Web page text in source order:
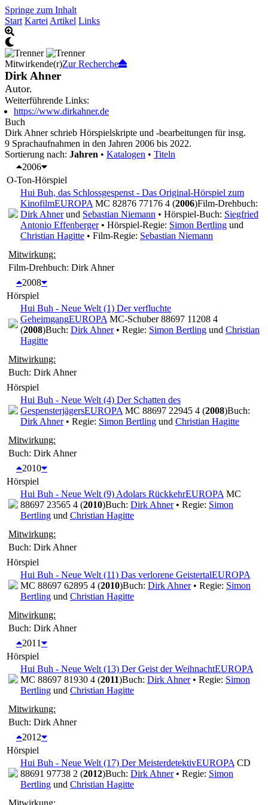
Springe zum Inhalt
Start Kartei Artikel Links
Mitwirkende(r)Zur Recherche
Dirk Ahner
Autor.
Weiterführende Links:
https://www.dirkahner.de
Buch
Dirk Ahner schrieb Hörspielskripte und -bearbeitungen für insg.
9 Sprachaufnahmen in den Jahren 2006 bis 2022.
Sortierung nach: Jahren • Katalogen • Titeln
2006
O-Ton-Hörspiel
Hui Buh, das Schlossgespenst - Das Original-Hörspiel zum
KinofilmEUROPA MC 82876 77176 4 (2006)Film-Drehbuch:
Dirk Ahnerund Sebastian Niemann • Hörspiel-Buch: Siegfried
Antonio Effenberger• Hörspiel-Regie: Simon Bertling und
Christian Hagitte • Film-Regie: Sebastian Niemann
Mitwirkung:
Film-Drehbuch: Dirk Ahner
2008
Hörspiel
Hui Buh - Neue Welt (1) Der verfluchte
GeheimgangEUROPA MC-Schuber 88697 11208 4
(2008)Buch: Dirk Ahner• Regie: Simon Bertling und Christian
Hagitte
Mitwirkung:
Buch: Dirk Ahner
Hörspiel
Hui Buh - Neue Welt (4) Der Schatten des
GespensterjägersEUROPA MC 88697 22945 4 (2008)Buch:
Dirk Ahner• Regie: Simon Bertling und Christian Hagitte
Mitwirkung:
Buch: Dirk Ahner
2010
Hörspiel
Hui Buh - Neue Welt (9) Adolars RückkehrEUROPA MC
88697 23565 4 (2010)Buch: Dirk Ahner• Regie: Simon
Bertling und Christian Hagitte
Mitwirkung:
Buch: Dirk Ahner
Hörspiel
Hui Buh - Neue Welt (11) Das verlorene GeistertalEUROPA
MC 88697 62895 4 (2010)Buch: Dirk Ahner• Regie: Simon
Bertling und Christian Hagitte
Mitwirkung:
Buch: Dirk Ahner
2011
Hörspiel
Hui Buh - Neue Welt (13) Der Geist der WeihnachtEUROPA
MC 88697 81930 4 (2011)Buch: Dirk Ahner• Regie: Simon
Bertling und Christian Hagitte
Mitwirkung:
Buch: Dirk Ahner
2012
Hörspiel
Hui Buh - Neue Welt (17) Der MeisterdetektivEUROPA CD
88691 97738 2 (2012)Buch: Dirk Ahner• Regie: Simon
Bertling und Christian Hagitte
Mitwirkung: